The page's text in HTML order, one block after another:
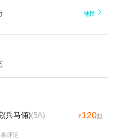
地图 
(兵马俑)(5A) ¥120起
评论